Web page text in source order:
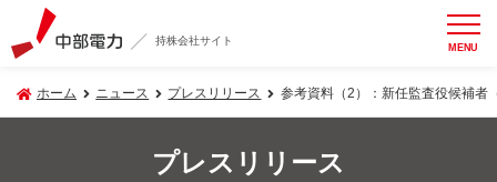
持株会社サイト MENU
ホーム ニュース プレスリリース 参考資料（2）：新任監査役候補者
プレスリリース